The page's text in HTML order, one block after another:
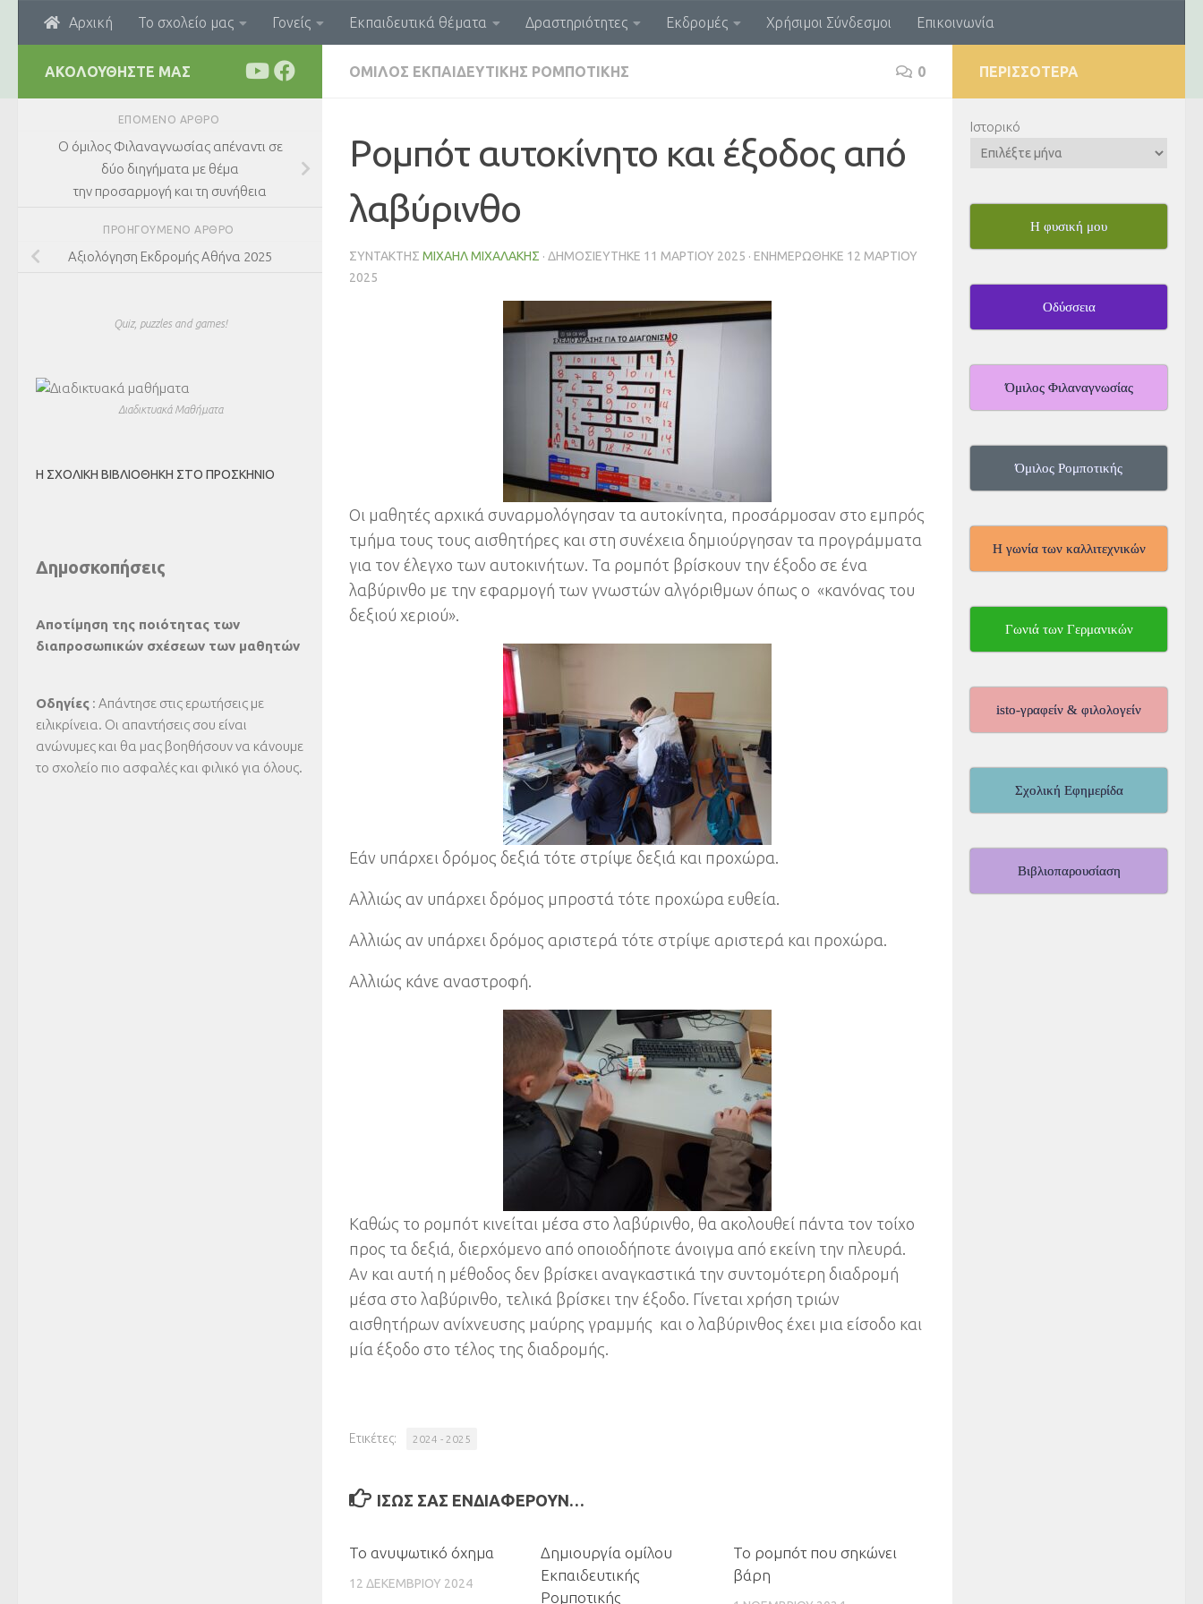
Skip to content
Αρχική Το σχολείο μας Γονείς Εκπαιδευτικά θέματα Δραστηριότητες Εκδρομές Χρήσιμοι Σύνδεσμοι Επικοινωνία
ΌΜΙΛΟΣ ΕΚΠΑΙΔΕΥΤΙΚΉΣ ΡΟΜΠΟΤΙΚΉΣ 0
Ρομπότ αυτοκίνητο και έξοδος από
λαβύρινθο
ΣΥΝΤΆΚΤΗΣ ΜΙΧΑΉΛ ΜΙΧΑΛΆΚΗΣ · ΔΗΜΟΣΙΕΎΤΗΚΕ 11 ΜΑΡΤΊΟΥ 2025 · ΕΝΗΜΕΡΏΘΗΚΕ 12 ΜΑΡΤΊΟΥ
2025
Οι μαθητές αρχικά συναρμολόγησαν τα αυτοκίνητα, προσάρμοσαν στο εμπρός
τμήμα τους τους αισθητήρες και στη συνέχεια δημιούργησαν τα προγράμματα
για τον έλεγχο των αυτοκινήτων. Τα ρομπότ βρίσκουν την έξοδο σε ένα
λαβύρινθο με την εφαρμογή των γνωστών αλγόριθμων όπως ο «κανόνας του
δεξιού χεριού».
Εάν υπάρχει δρόμος δεξιά τότε στρίψε δεξιά και προχώρα.
Αλλιώς αν υπάρχει δρόμος μπροστά τότε προχώρα ευθεία.
Αλλιώς αν υπάρχει δρόμος αριστερά τότε στρίψε αριστερά και προχώρα.
Αλλιώς κάνε αναστροφή.
Καθώς το ρομπότ κινείται μέσα στο λαβύρινθο, θα ακολουθεί πάντα τον τοίχο
προς τα δεξιά, διερχόμενο από οποιοδήποτε άνοιγμα από εκείνη την πλευρά.
Αν και αυτή η μέθοδος δεν βρίσκει αναγκαστικά την συντομότερη διαδρομή
μέσα στο λαβύρινθο, τελικά βρίσκει την έξοδο. Γίνεται χρήση τριών
αισθητήρων ανίχνευσης μαύρης γραμμής και ο λαβύρινθος έχει μια είσοδο και
μία έξοδο στο τέλος της διαδρομής.
Ετικέτες: 2024 - 2025
ΊΣΩΣ ΣΑΣ ΕΝΔΙΑΦΈΡΟΥΝ…
Το ανυψωτικό όχημα
12 ΔΕΚΕΜΒΡΊΟΥ 2024
Δημιουργία ομίλου
Εκπαιδευτικής
Ρομποτικής
Το ρομπότ που σηκώνει
βάρη
ΑΚΟΛΟΥΘΉΣΤΕ ΜΑΣ
ΕΠΌΜΕΝΟ ΆΡΘΡΟ
Ο όμιλος Φιλαναγνωσίας απέναντι σε
δύο διηγήματα με θέμα
την προσαρμογή και τη συνήθεια
ΠΡΟΗΓΟΎΜΕΝΟ ΆΡΘΡΟ
Αξιολόγηση Εκδρομής Αθήνα 2025
Quiz, puzzles and games!
Διαδικτυακά Μαθήματα
Η ΣΧΟΛΙΚΉ ΒΙΒΛΙΟΘΉΚΗ ΣΤΟ ΠΡΟΣΚΉΝΙΟ
Δημοσκοπήσεις
Αποτίμηση της ποιότητας των
διαπροσωπικών σχέσεων των μαθητών
Οδηγίες : Απάντησε στις ερωτήσεις με
ειλικρίνεια. Οι απαντήσεις σου είναι
ανώνυμες και θα μας βοηθήσουν να κάνουμε
το σχολείο πιο ασφαλές και φιλικό για όλους.
ΠΕΡΙΣΣΌΤΕΡΑ
Ιστορικό
Η φυσική μου
Οδύσσεια
Όμιλος Φιλαναγνωσίας
Όμιλος Ρομποτικής
Η γωνία των καλλιτεχνικών
Γωνιά των Γερμανικών
isto-γραφείν & φιλολογείν
Σχολική Εφημερίδα
Βιβλιοπαρουσίαση